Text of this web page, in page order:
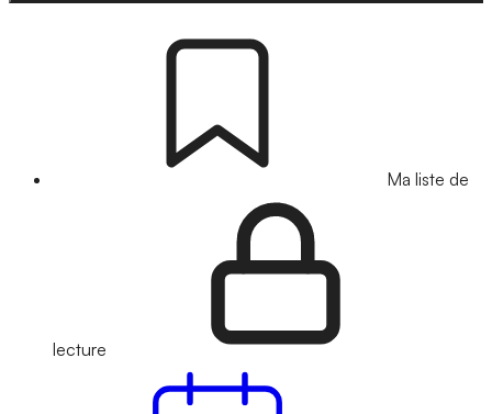
Ma liste de
lecture